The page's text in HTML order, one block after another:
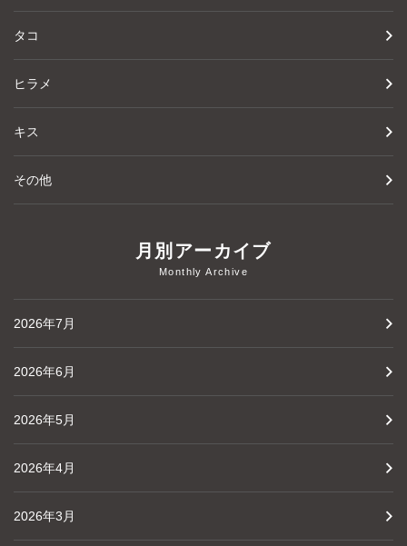
タコ
ヒラメ
キス
その他
月別アーカイブ
Monthly Archive
2026年7月
2026年6月
2026年5月
2026年4月
2026年3月